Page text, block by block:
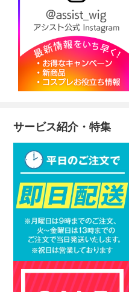
サービス紹介・特集